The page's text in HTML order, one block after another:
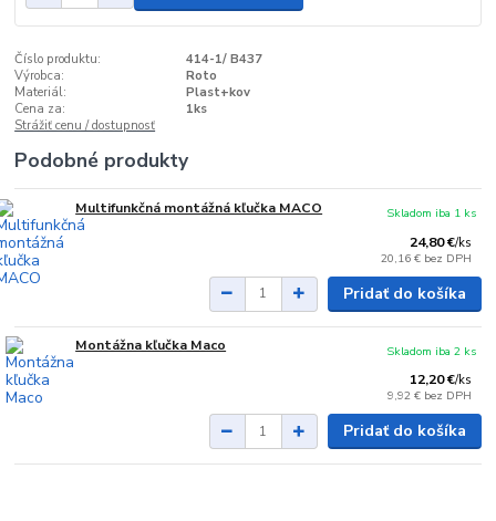
Číslo produktu:
414-1/ B437
Výrobca:
Roto
Materiál:
Plast+kov
Cena za:
1ks
Strážiť cenu / dostupnosť
Podobné produkty
Multifunkčná montážná kľučka MACO
24,80 €/ks
20,16 € bez DPH
Skladom iba 1 ks
Pridať do košíka
Montážna kľučka Maco
12,20 €/ks
9,92 € bez DPH
Skladom iba 2 ks
Pridať do košíka